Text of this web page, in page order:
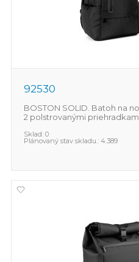
92530
BOSTON SOLID. Batoh na
2 polstrovanými
Sklad: 0
Plánovaný stav skladu.: 4.389